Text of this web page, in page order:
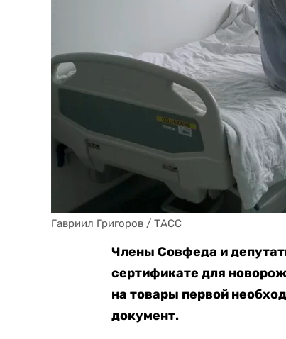
Гавриил Григоров / ТАСС
Члены Совфеда и
сертификате для
на товары первой
документ.